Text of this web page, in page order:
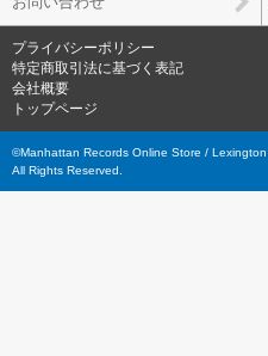
プライバシーポリシー
特定商取引法に基づく表記
会社概要
トップページ
©Manhattan Records Online Store / Lexington
All Rights Reserved.